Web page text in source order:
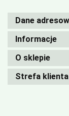
Dane
Informacje
O sklepie
Strefa klienta